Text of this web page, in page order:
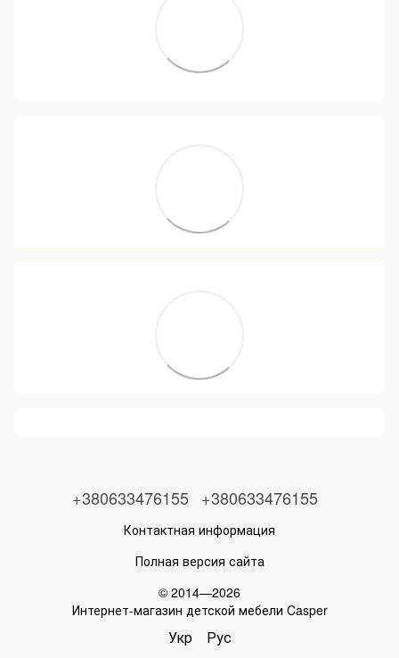
+380633476155 +380633476155
Контактная информация
Полная версия сайта
© 2014—2026
Интернет-магазин детской мебели Casper
Укр Рус